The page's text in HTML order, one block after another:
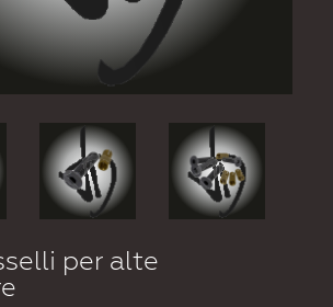
per alte